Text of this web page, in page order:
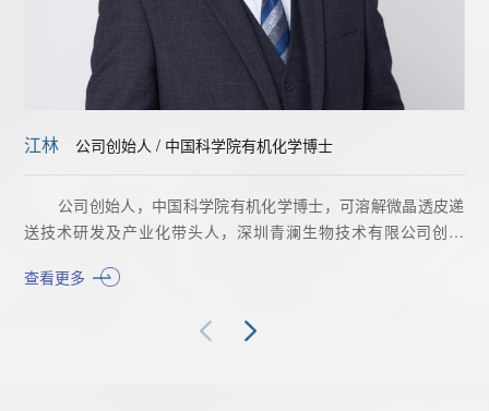
江林 公司创始人 / 中国科学院有机化学博士
公司创始人，中国科学院有机化学博士，可溶解微晶透皮递
送技术研发及产业化带头人，深圳青澜生物技术有限公司创始
江林博士从06年博士毕业参加工作以来，拥有6次完整的从研
查看更多